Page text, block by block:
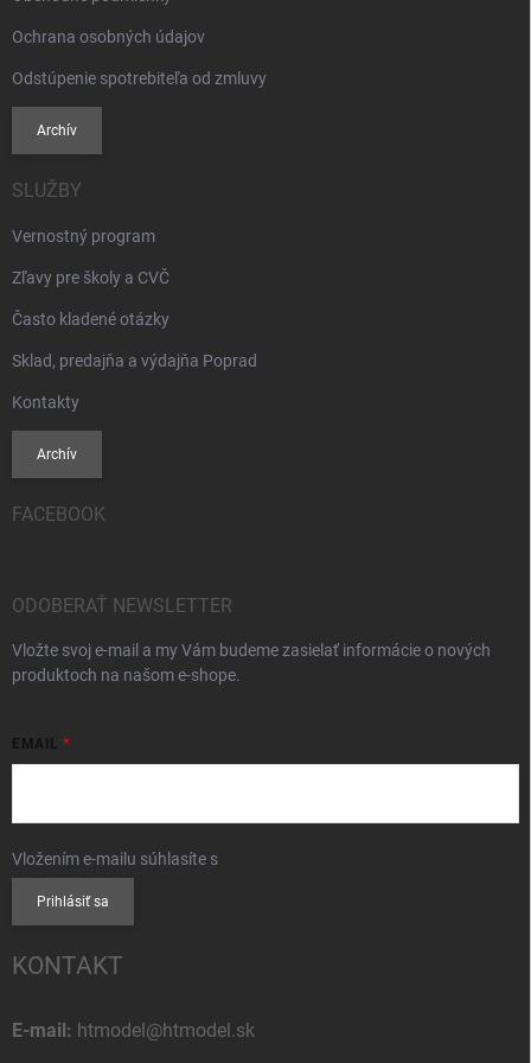
Ochrana osobných údajov
Odstúpenie spotrebiteľa od zmluvy
Archív
SLUŽBY
Vernostný program
Zľavy pre školy a CVČ
Často kladené otázky
Sklad, predajňa a výdajňa Poprad
Kontakty
Archív
FACEBOOK
ODOBERAŤ NEWSLETTER
Vložte svoj e-mail a my Vám budeme zasielať informácie o nových
produktoch na našom e-shope.
EMAIL
Vložením e-mailu súhlasíte s
Prihlásiť sa
KONTAKT
E-mail: htmodel@htmodel.sk